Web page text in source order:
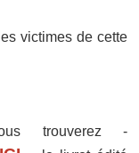
victimes de cette
trouverez -